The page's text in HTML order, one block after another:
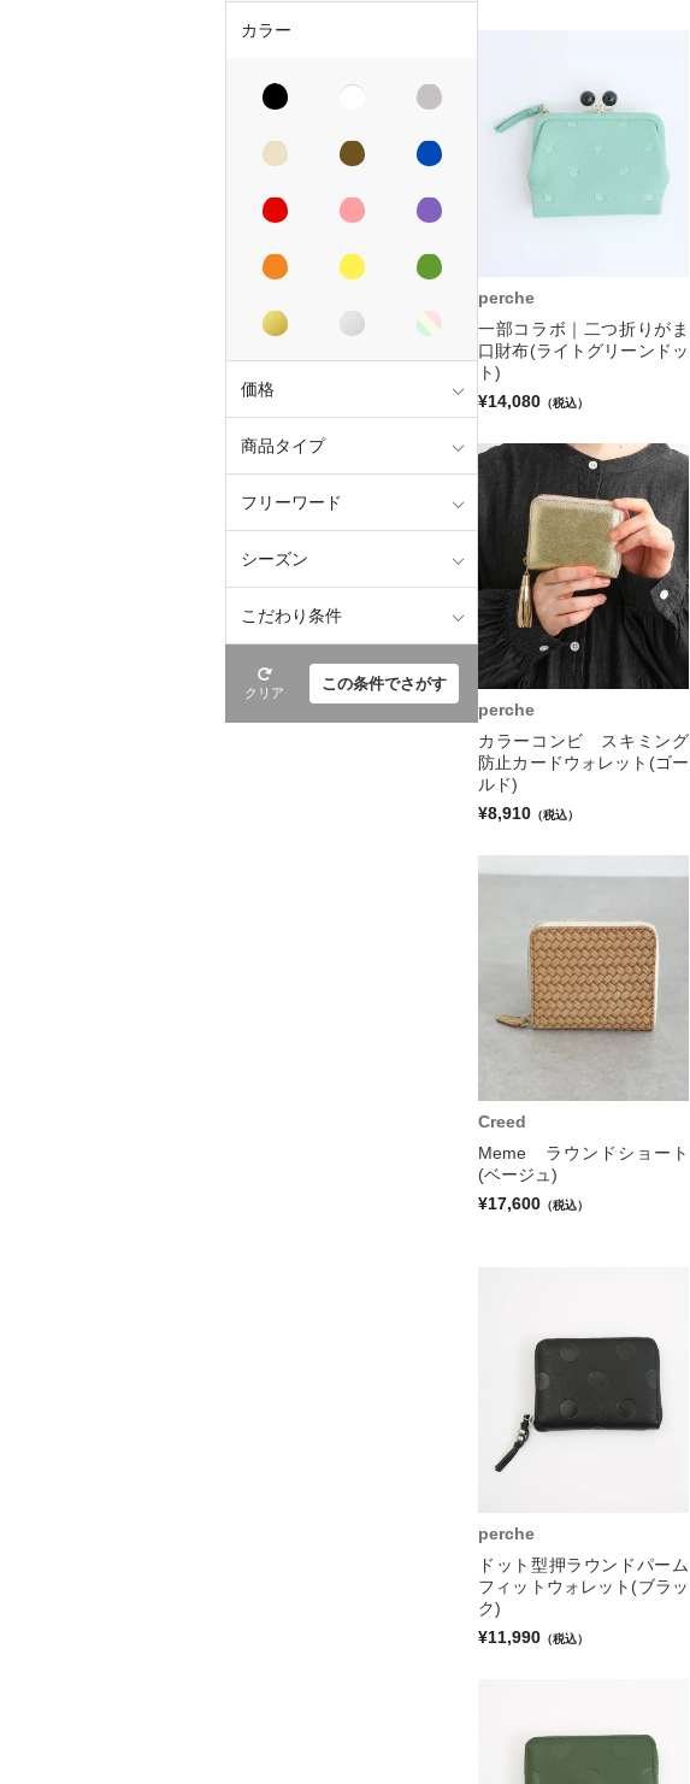
カラー
価格
商品タイプ
フリーワード
シーズン
こだわり条件
クリア この条件でさがす
perche
一部コラボ｜二つ折りがま
口財布(ライトグリーンドッ
ト)
¥14,080 （税込）
perche
カラーコンビ スキミング
防止カードウォレット(ゴー
ルド)
¥8,910 （税込）
Creed
Meme ラウンドショート
(ベージュ)
¥17,600 （税込）
perche
ドット型押ラウンドパーム
フィットウォレット(ブラッ
ク)
¥11,990 （税込）